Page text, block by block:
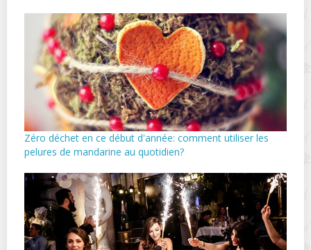
Zéro déchet en ce début d'année: comment utiliser les
pelures de mandarine au quotidien?